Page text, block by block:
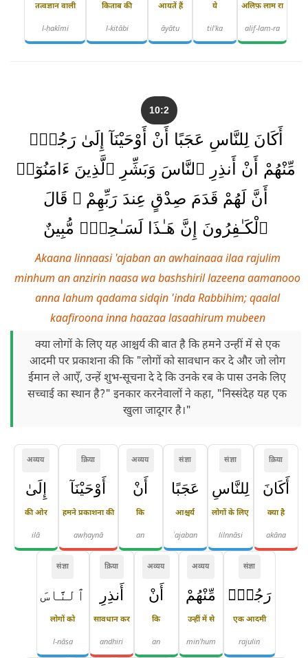
अलिफ़ लाम रा
alif-lam-ra
ये
til'ka
आयतें हैं
āyātu
किताब की
l-kitābi
तत्वज्ञान वाली
l-ḥakīmi
10:2
أَكَانَ لِلنَّاسِ عَجَبًا أَنْ أَوْحَيْنَآ إِلَىٰ رَجُلٍۢ
مِّنْهُمْ أَنْ أَنذِرِ ٱلنَّاسَ وَبَشِّرِ ٱلَّذِينَ ءَامَنُوٓا۟
أَنَّ لَهُمْ قَدَمَ صِدْقٍ عِندَ رَبِّهِمْ ۗ قَالَ
ٱلْكَـٰفِرُونَ إِنَّ هَـٰذَا لَسَـٰحِرٌۭ مُّبِينٌ
Akaana linnaasi 'ajaban an awhainaaa ilaa rajulim
minhum an anzirin naasa wa bashshiril lazeena aamanooo
anna lahum qadama sidqin 'inda Rabbihim; qaalal
kaafiroona inna haazaa lasaahirum mubeen
क्या लोगों के लिए यह आश्चर्य की बात है कि हमने उन्हीं में से एक
आदमी पर प्रकाशना की कि "लोगों को सावधान कर दे और जो लोग
ईमान ले आएँ, उन्हें शुभ-सूचना दे दे कि उनके रब के पास उनके लिए
सच्चाई का स्थान है?" इनकार करनेवालों ने कहा, "निस्संदेह यह एक
खुला जादूगर है।"
क्रिया
أَكَانَ
क्या है
akāna
संज्ञा
لِلنَّاسِ
लोगों के लिए
lilnnāsi
संज्ञा
عَجَبًا
आश्चर्य
ʿajaban
अव्यय
أَنْ
कि
an
क्रिया
أَوْحَيْنَآ
हमने प्रकाशना की
awḥaynā
अव्यय
إِلَىٰ
की ओर
ilā
संज्ञा
رَجُلٍۢ
एक आदमी
rajulin
अव्यय
مِّنْهُمْ
उन्हीं में से
min'hum
अव्यय
أَنْ
कि
an
क्रिया
أَنذِرِ
सावधान कर
andhiri
संज्ञा
ٱلنَّاسَ
लोगों को
l-nāsa